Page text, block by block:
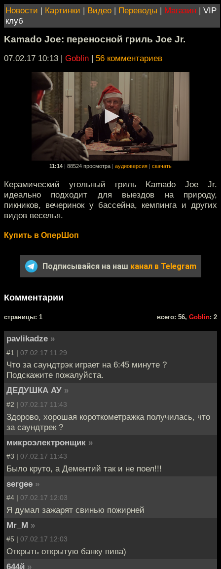
Новости | Картинки | Видео | Переводы | Магазин | VIP
клуб
Kamado Joe: переносной гриль Joe Jr.
07.02.17 10:13 | Goblin | 56 комментариев
11:14 88524 просмотра аудиоверсия скачать
Керамический угольный гриль Kamado Joe Jr.
идеально подходит для выездов на природу,
пикников, вечеринок у бассейна, кемпинга и других
видов веселья.
Купить в ОперШоп
Подписывайся на наш канал в Telegram
Комментарии
cтраницы: 1 всего: 56, Goblin: 2
pavlikadze »
#1 | 07.02.17 11:29
Что за саундтрэк играет на 6:45 минуте ?
Подскажите пожалуйста.
ДЕДУШКА АУ »
#2 | 07.02.17 11:43
Здорово, хорошая короткометражка получилась, что
за саундтрек ?
микроэлектронщик »
#3 | 07.02.17 11:43
Было круто, а Дементий так и не поел!!!
sergee »
#4 | 07.02.17 12:03
Я думал зажарят свинью пожирней
Mr_M »
#5 | 07.02.17 12:03
Открыть открытую банку пива)
644й »